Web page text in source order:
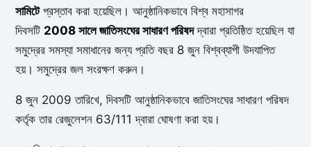
সামিটেপ্রস্তাব করা হয়েছিল। আনুষ্ঠানিকভাবে বিশ্ব মহাসাগর
দিবসটি 2008 সালে জাতিসংঘের সাধারণ পরিষদদ্বারা প্রতিষ্ঠিত হয়েছিল যা
সমুদ্রের সমস্যা সমাধানের জন্য প্রতি বছর 8 জুন বিশ্বব্যাপী উদযাপিত
হয়। সমুদ্রের জল সংরক্ষণ করুন।
8 জুন 2009 তারিখে, দিবসটি আনুষ্ঠানিকভাবে জাতিসংঘের সাধারণ পরিষদ
কর্তৃক তার রেজুলেশন 63/111 দ্বারা ঘোষণা করা হয়।